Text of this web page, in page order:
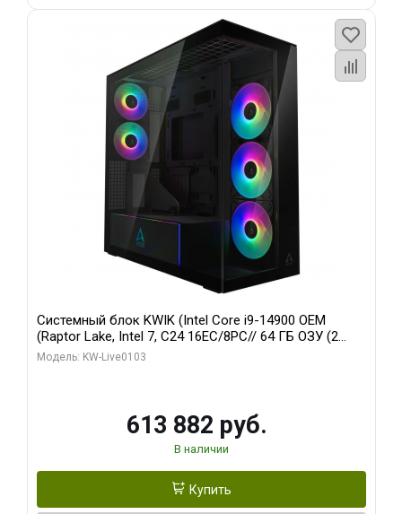
Системный блок KWIK (Intel Core i9-14900 OEM
(Raptor Lake, Intel 7, C24 16EC/8PC// 64 ГБ ОЗУ (2
модуля)/ Afox RTX4090 24GB GDDR6X 384-Bit 3xDP
Модель: KW-Live0103
613 882 руб.
В наличии
Купить